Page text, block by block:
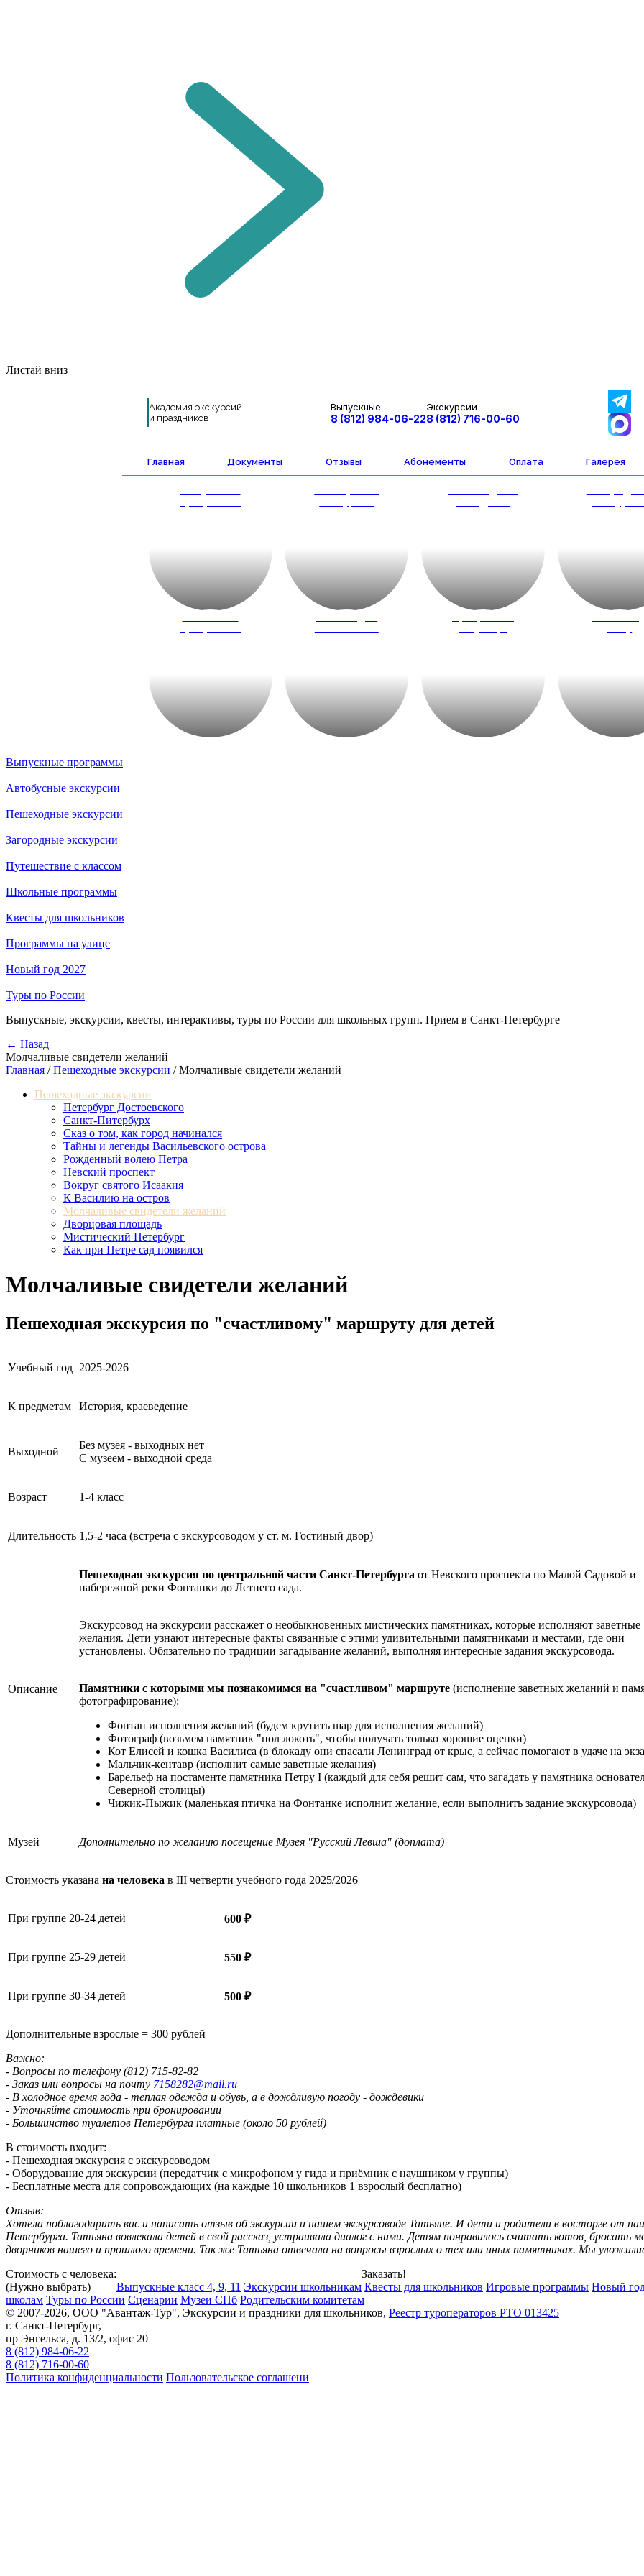
Листай вниз
Академия экскурсий
и праздников
Выпускные
8 (812) 984-06-22
Экскурсии
8 (812) 716-00-60
Главная Документы Отзывы Абонементы Оплата Галерея
Выпускные программы
Автобусные экскурсии
Пешеходные экскурсии
Загородные экскурсии
Путешествие с классом
Школьные программы
Квесты для школьников
Программы на улице
Новый год 2027
Туры по России
Выпускные, экскурсии, квесты, интерактивы, туры по России для школьных групп. Прием в Санкт-Петербурге
← Назад
Молчаливые свидетели желаний
Главная / Пешеходные экскурсии / Молчаливые свидетели желаний
Пешеходные экскурсии
Петербург Достоевского
Санкт-Питербурх
Сказ о том, как город начинался
Тайны и легенды Васильевского острова
Рожденный волею Петра
Невский проспект
Вокруг святого Исаакия
К Василию на остров
Молчаливые свидетели желаний
Дворцовая площадь
Мистический Петербург
Как при Петре сад появился
Молчаливые свидетели желаний
Пешеходная экскурсия по "счастливому" маршруту для детей
Учебный год 2025-2026
К предметам История, краеведение
Выходной
Без музея - выходных нет
С музеем - выходной среда
Возраст 1-4 класс
Длительность 1,5-2 часа (встреча с экскурсоводом у ст. м. Гостиный двор)
Описание
Пешеходная экскурсия по центральной части Санкт-Петербурга от Невского проспекта по Малой Садовой и
набережной реки Фонтанки до Летнего сада.
Экскурсовод на экскурсии расскажет о необыкновенных мистических памятниках, которые исполняют заветные
желания. Дети узнают интересные факты связанные с этими удивительными памятниками и местами, где они
установлены. Обязательно по традиции загадывание желаний, выполняя интересные задания экскурсовода.
Памятники с которыми мы познакомимся на "счастливом" маршруте (исполнение заветных желаний и
фотографирование):
Фонтан исполнения желаний (будем крутить шар для исполнения желаний)
Фотограф (возьмем памятник "пол локоть", чтобы получать только хорошие оценки)
Кот Елисей и кошка Василиса (в блокаду они спасали Ленинград от крыс, а сейчас помогают в удаче на
Мальчик-кентавр (исполнит самые заветные желания)
Барельеф на постаменте памятника Петру I (каждый для себя решит сам, что загадать у памятника
Северной столицы)
Чижик-Пыжик (маленькая птичка на Фонтанке исполнит желание, если выполнить задание экскурсовода)
Музей Дополнительно по желанию посещение Музея "Русский Левша" (доплата)
Стоимость указана на человека в III четверти учебного года 2025/2026
При группе 20-24 детей 600 ₽
При группе 25-29 детей 550 ₽
При группе 30-34 детей 500 ₽
Дополнительные взрослые = 300 рублей
Важно:
- Вопросы по телефону (812) 715-82-82
- Заказ или вопросы на почту 7158282@mail.ru
- В холодное время года - теплая одежда и обувь, а в дождливую погоду - дождевики
- Уточняйте стоимость при бронировании
- Большинство туалетов Петербурга платные (около 50 рублей)
В стоимость входит:
- Пешеходная экскурсия с экскурсоводом
- Оборудование для экскурсии (передатчик с микрофоном у гида и приёмник с наушником у группы)
- Бесплатные места для сопровождающих (на каждые 10 школьников 1 взрослый бесплатно)
Отзыв:
Хотела поблагодарить вас и написать отзыв об экскурсии и нашем экскурсоводе Татьяне. И дети и родители в восторге от
Петербурга. Татьяна вовлекала детей в свой рассказ, устраивала диалог с ними. Детям понравилось считать котов,
дворников нашего и прошлого времени. Так же Татьяна отвечала на вопросы взрослых о тех или иных памятниках. Мы
Стоимость с человека:
(Нужно выбрать)
Заказать!
Выпускные класс 4, 9, 11 Экскурсии школьникам Квесты для школьников Игровые программы Новый
школам Туры по России Сценарии Музеи СПб Родительским комитетам
© 2007-2026, ООО "Авантаж-Тур", Экскурсии и праздники для школьников, Реестр туроператоров РТО 013425
г. Санкт-Петербург,
пр Энгельса, д. 13/2, офис 20
8 (812) 984-06-22
8 (812) 716-00-60
Политика конфиденциальности Пользовательское соглашени